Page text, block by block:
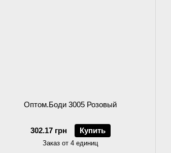
Оптом.Боди 3005 Розовый
302.17 грн Купить
Заказ от 4 единиц